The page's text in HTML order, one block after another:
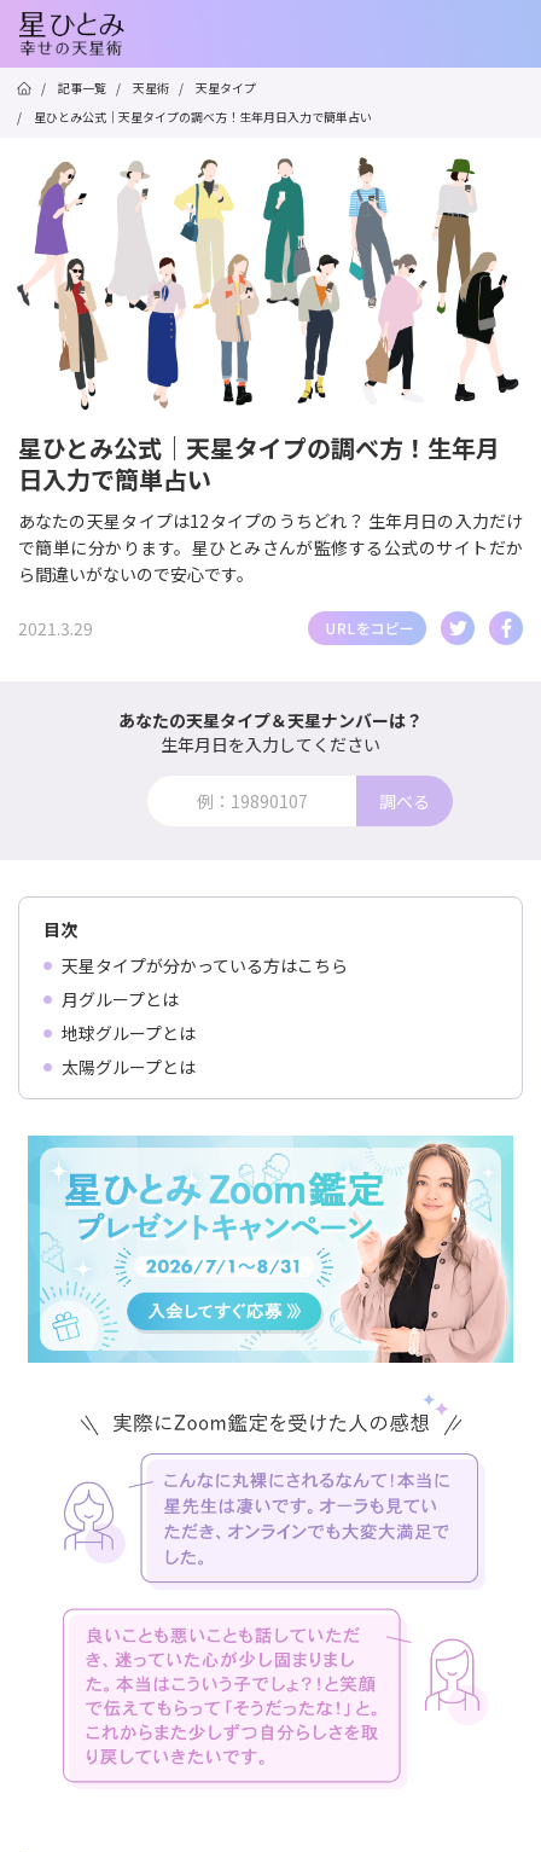
/ 記事一覧 / 天星術 /
天星タイプ
/
星ひとみ公式｜天星タイプの調べ方！生年月日入力で簡単占い
星ひとみ公式｜天星タイプの調べ方！生年月
日入力で簡単占い
あなたの天星タイプは12タイプのうちどれ？ 生年月日の入力だけ
で簡単に分かります。星ひとみさんが監修する公式のサイトだか
ら間違いがないので安心です。
2021.3.29
あなたの天星タイプ＆天星ナンバーは？
生年月日を入力してください
調べる
目次
天星タイプが分かっている方はこちら
月グループとは
地球グループとは
太陽グループとは